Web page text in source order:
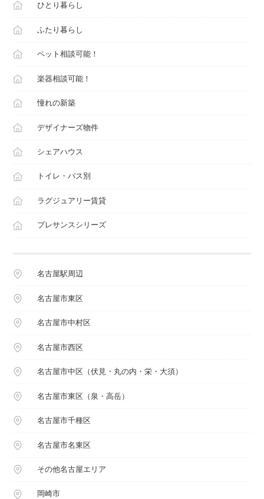
ひとり暮らし
ふたり暮らし
ペット相談可能！
楽器相談可能！
憧れの新築
デザイナーズ物件
シェアハウス
トイレ・バス別
ラグジュアリー賃貸
プレサンスシリーズ
名古屋駅周辺
名古屋市東区
名古屋市中村区
名古屋市西区
名古屋市中区（伏見・丸の内・栄・大須）
名古屋市東区（泉・高岳）
名古屋市千種区
名古屋市名東区
その他名古屋エリア
岡崎市